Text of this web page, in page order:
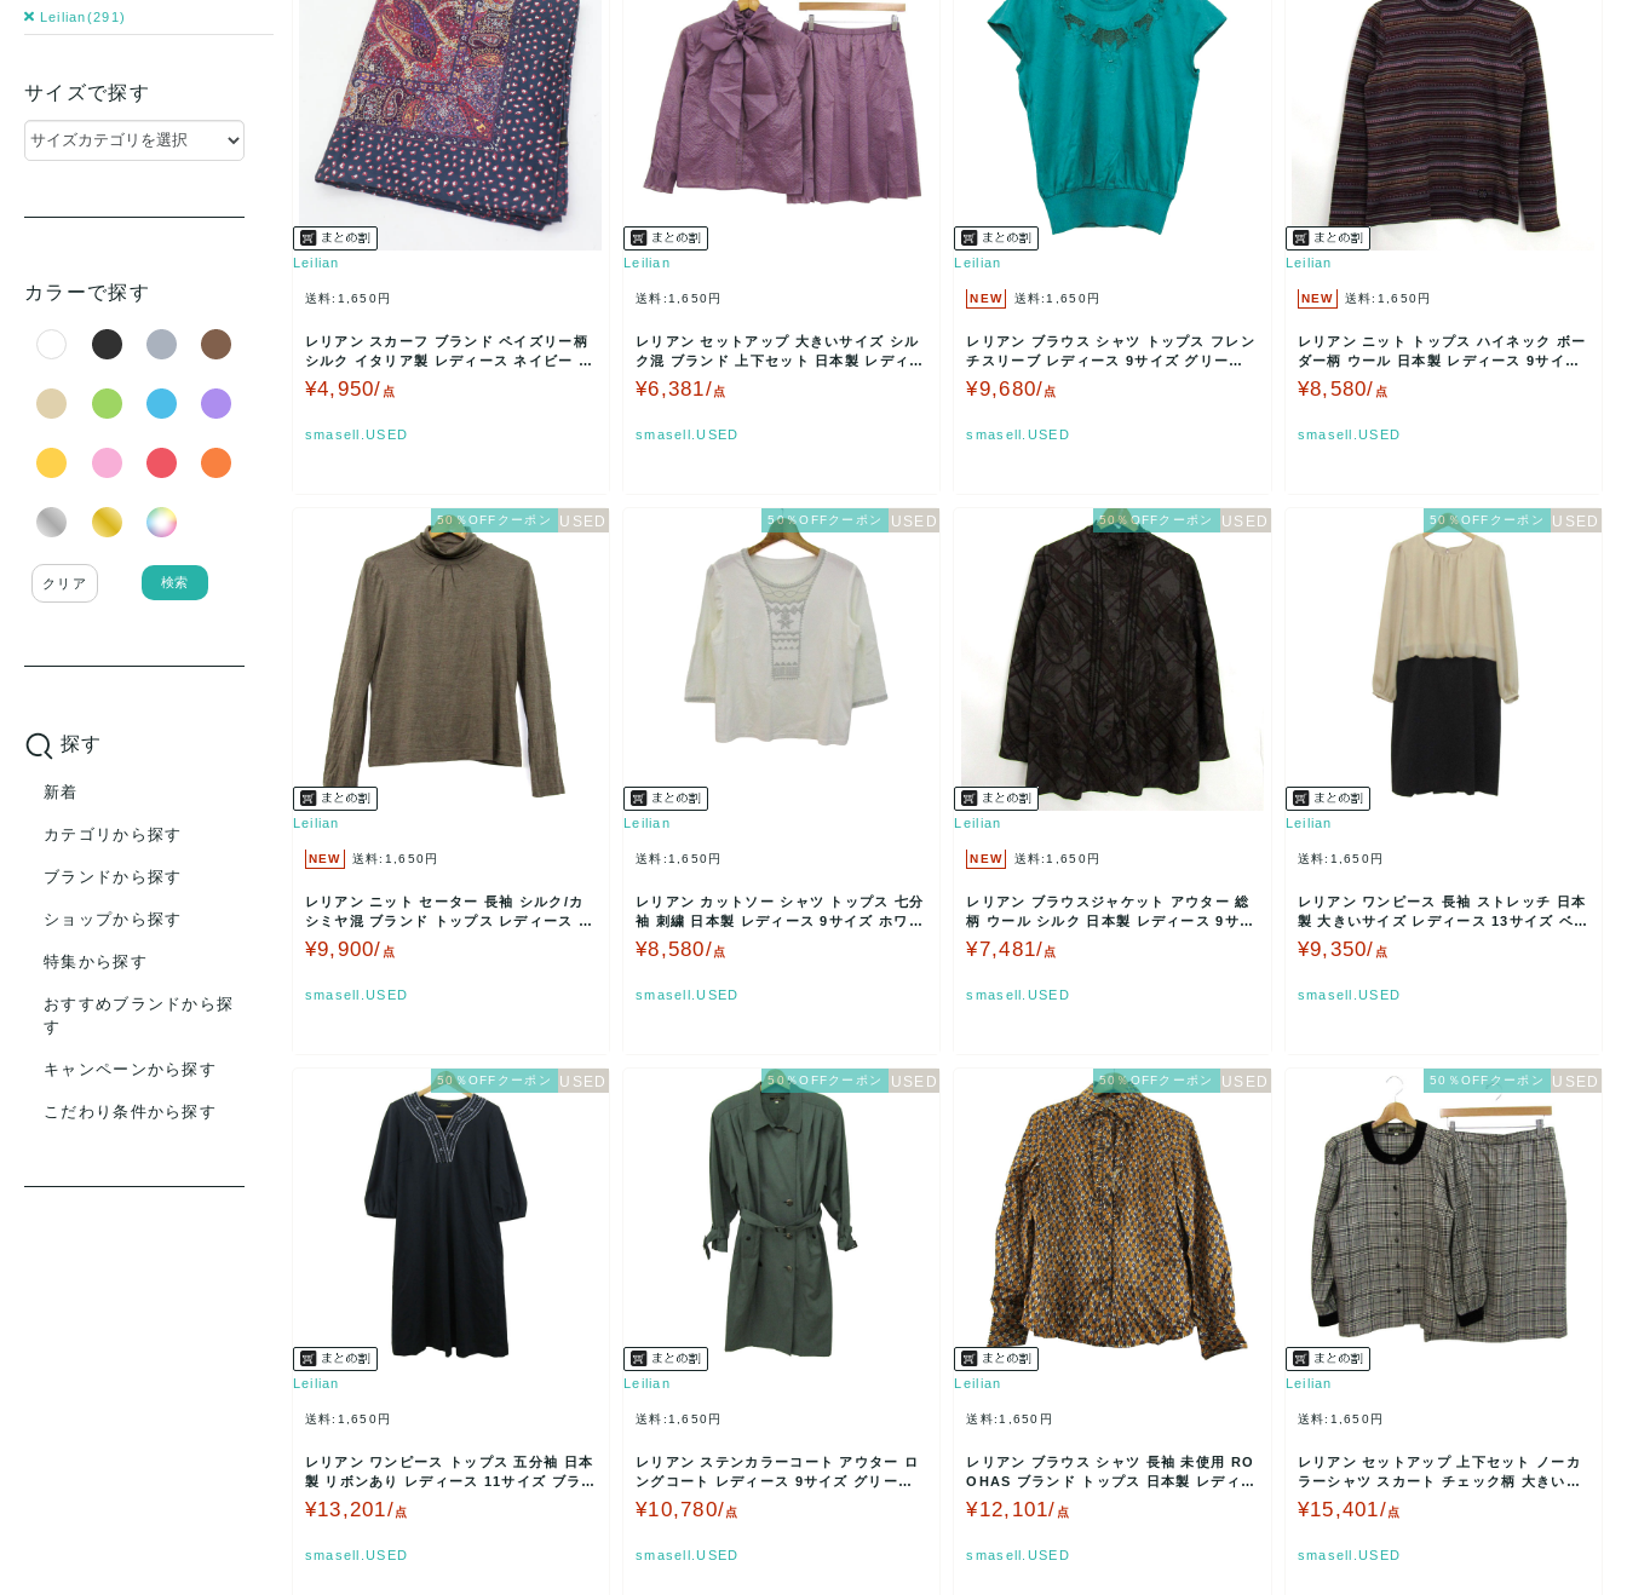
Leilian(291)
サイズで探す
カラーで探す
クリア 検索
探す
新着
カテゴリから探す
ブランドから探す
ショップから探す
特集から探す
おすすめブランドから探
す
キャンペーンから探す
こだわり条件から探す
Leilian
送料:1,650円
レリアン スカーフ ブランド ペイズリー柄
シルク イタリア製 レディース ネイビー L
eilian…
¥4,950/ 点
smasell.USED
Leilian
送料:1,650円
レリアン セットアップ 大きいサイズ シル
ク混 ブランド 上下セット 日本製 レディー
ス 13サイズ…
¥6,381/点
smasell.USED
Leilian
NEW 送料:1,650円
レリアン ブラウス シャツ トップス フレン
チスリーブ レディース 9サイズ グリーン
Leilia…
¥9,680/点
smasell.USED
Leilian
NEW 送料:1,650円
レリアン ニット トップス ハイネック ボー
ダー柄 ウール 日本製 レディース 9サイズ
マルチカラ…
¥8,580/ 点
smasell.USED
50％OFFクーポン
Leilian
NEW 送料:1,650円
レリアン ニット セーター 長袖 シルク/カ
シミヤ混 ブランド トップス レディース 9
サイズ ブラ…
¥9,900/ 点
smasell.USED
50％OFFクーポン
Leilian
送料:1,650円
レリアン カットソー シャツ トップス 七分
袖 刺繍 日本製 レディース 9サイズ ホワイ
ト×グレー…
¥8,580/点
smasell.USED
50％OFFクーポン
Leilian
NEW 送料:1,650円
レリアン ブラウスジャケット アウター 総
柄 ウール シルク 日本製 レディース 9サイ
ズ グレー …
¥7,481/点
smasell.USED
50％OFFクーポン
Leilian
送料:1,650円
レリアン ワンピース 長袖 ストレッチ 日本
製 大きいサイズ レディース 13サイズ ベー
ジュ×ブラ…
¥9,350/ 点
smasell.USED
50％OFFクーポン
Leilian
送料:1,650円
レリアン ワンピース トップス 五分袖 日本
製 リボンあり レディース 11サイズ ブラッ
ク Lei…
¥13,201/点
smasell.USED
50％OFFクーポン
Leilian
送料:1,650円
レリアン ステンカラーコート アウター ロ
ングコート レディース 9サイズ グリーン
Leilian…
¥10,780/点
smasell.USED
50％OFFクーポン
Leilian
送料:1,650円
レリアン ブラウス シャツ 長袖 未使用 RO
OHAS ブランド トップス 日本製 レディー
ス 11…
¥12,101/ 点
smasell.USED
50％OFFクーポン
Leilian
送料:1,650円
レリアン セットアップ 上下セット ノーカ
ラーシャツ スカート チェック柄 大きいサ
イズ レディース…
¥15,401/点
smasell.USED